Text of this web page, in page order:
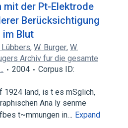
mit der Pt-Elektrode
Berücksichtigung
im Blut
Lübbers, W. Burger, W.
Archiv fur die gesamte
2004
Corpus ID:
1924 land, is t es mSglich,
Ana ly senme
t~mmungen in… Expand